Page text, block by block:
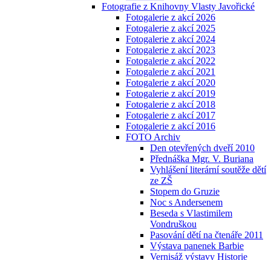
Fotografie z Knihovny Vlasty Javořické
Fotogalerie z akcí 2026
Fotogalerie z akcí 2025
Fotogalerie z akcí 2024
Fotogalerie z akcí 2023
Fotogalerie z akcí 2022
Fotogalerie z akcí 2021
Fotogalerie z akcí 2020
Fotogalerie z akcí 2019
Fotogalerie z akcí 2018
Fotogalerie z akcí 2017
Fotogalerie z akcí 2016
FOTO Archiv
Den otevřených dveří 2010
Přednáška Mgr. V. Buriana
Vyhlášení literární soutěže dětí
ze ZŠ
Stopem do Gruzie
Noc s Andersenem
Beseda s Vlastimilem
Vondruškou
Pasování dětí na čtenáře 2011
Výstava panenek Barbie
Vernisáž výstavy Historie